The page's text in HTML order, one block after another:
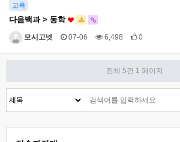
교육
다음백과 > 동학
모시고넷 07-06 6,498 0
전체 5건 1 페이지